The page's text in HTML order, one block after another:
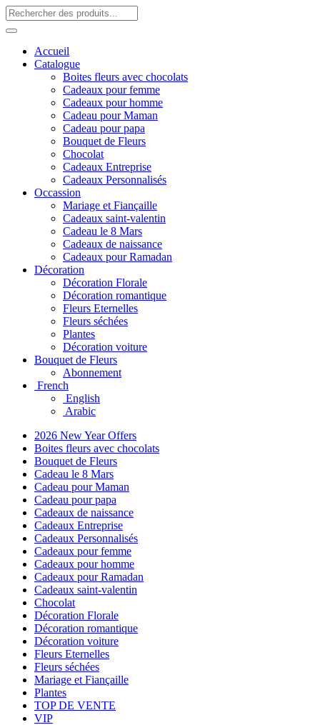
Accueil
Catalogue
Boites fleurs avec chocolats
Cadeaux pour femme
Cadeaux pour homme
Cadeau pour Maman
Cadeau pour papa
Bouquet de Fleurs
Chocolat
Cadeaux Entreprise
Cadeaux Personnalisés
Occassion
Mariage et Fiançaille
Cadeaux saint-valentin
Cadeau le 8 Mars
Cadeaux de naissance
Cadeaux pour Ramadan
Décoration
Décoration Florale
Décoration romantique
Fleurs Eternelles
Fleurs séchées
Plantes
Décoration voiture
Bouquet de Fleurs
Abonnement
French
English
Arabic
2026 New Year Offers
Boites fleurs avec chocolats
Bouquet de Fleurs
Cadeau le 8 Mars
Cadeau pour Maman
Cadeau pour papa
Cadeaux de naissance
Cadeaux Entreprise
Cadeaux Personnalisés
Cadeaux pour femme
Cadeaux pour homme
Cadeaux pour Ramadan
Cadeaux saint-valentin
Chocolat
Décoration Florale
Décoration romantique
Décoration voiture
Fleurs Eternelles
Fleurs séchées
Mariage et Fiançaille
Plantes
TOP DE VENTE
VIP